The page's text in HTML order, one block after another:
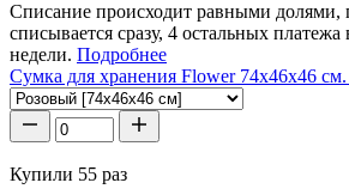
Списание происходит равными долями,
списывается сразу, 4 остальных
недели. Подробнее
Сумка для хранения Flower 74x46x46 см.
Купили 55 раз